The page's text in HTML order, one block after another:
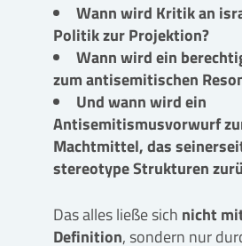
Wann wird Kritik an
Politik zur Projektion?
Wann wird ein
zum antisemitischen
Und wann wird ein
Antisemitismusvorwurf
Machtmittel, das
stereotype Strukturen
Das alles ließe sich nicht
Definition, sondern nur